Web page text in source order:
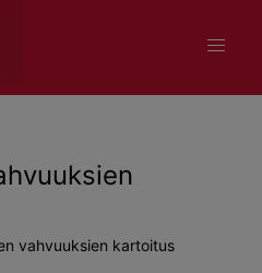
vahvuuksien kartoitus